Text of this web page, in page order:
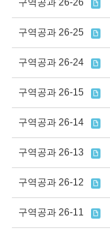
구역공과 26-26
구역공과 26-25
구역공과 26-24
구역공과 26-15
구역공과 26-14
구역공과 26-13
구역공과 26-12
구역공과 26-11